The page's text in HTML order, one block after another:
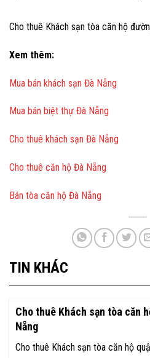
Cho thuê Khách sạn tòa căn hộ
Xem thêm:
Mua bán khách sạn Đà Nẵng
Mua bán biệt thự Đà Nẵng
Cho thuê khách sạn Đà Nẵng
Cho thuê căn hộ Đà Nẵng
Bán tòa căn hộ Đà Nẵng
TIN KHÁC
Cho thuê Khách sạn tòa căn
Nẵng
Cho thuê Khách sạn tòa căn hộ